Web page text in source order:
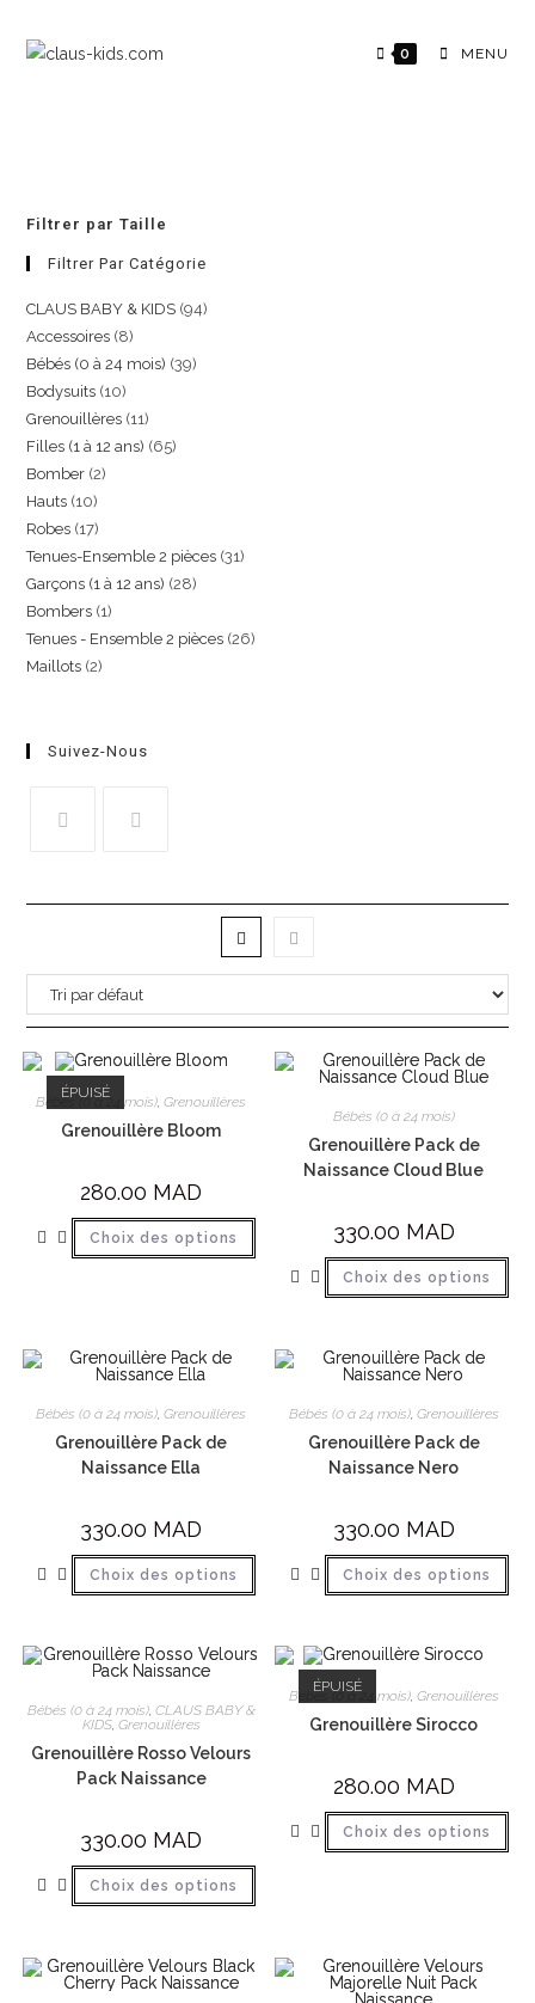
0 MENU
Filtrer par Taille
Filtrer Par Catégorie
CLAUS BABY & KIDS 94
Accessoires 8
Bébés (0 à 24 mois) 39
Bodysuits 10
Grenouillères 11
Filles (1 à 12 ans) 65
Bomber 2
Hauts 10
Robes 17
Tenues-Ensemble 2 pièces 31
Garçons (1 à 12 ans) 28
Bombers 1
Tenues - Ensemble 2 pièces 26
Maillots 2
Suivez-Nous
ÉPUISÉ
Bébés (0 à 24 mois),Grenouillères
Grenouillère Bloom
280.00 MAD
Choix des options
Bébés (0 à 24 mois)
Grenouillère Pack de
Naissance Cloud Blue
330.00 MAD
Choix des options
Bébés (0 à 24 mois) ,Grenouillères
Grenouillère Pack de
Naissance Ella
330.00 MAD
Choix des options
Bébés (0 à 24 mois), Grenouillères
Grenouillère Pack de
Naissance Nero
330.00 MAD
Choix des options
Bébés (0 à 24 mois), CLAUS BABY &
KIDS, Grenouillères
Grenouillère Rosso Velours
Pack Naissance
330.00 MAD
Choix des options
ÉPUISÉ
Bébés (0 à 24 mois), Grenouillères
Grenouillère Sirocco
280.00 MAD
Choix des options